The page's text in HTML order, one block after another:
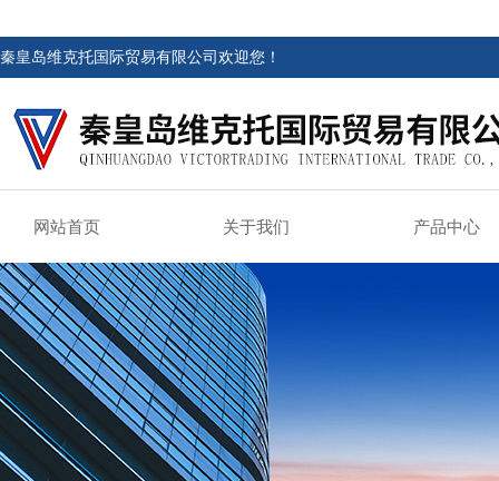
秦皇岛维克托国际贸易有限公司欢迎您！
网站首页 关于我们 产品中心